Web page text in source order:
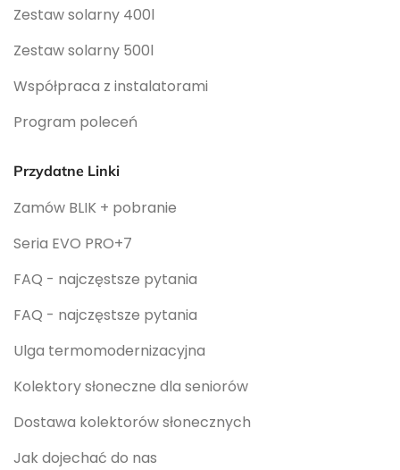
Zestaw solarny 400l
Zestaw solarny 500l
Współpraca z instalatorami
Program poleceń
Przydatne Linki
Zamów BLIK + pobranie
Seria EVO PRO+7
FAQ - najczęstsze pytania
FAQ - najczęstsze pytania
Ulga termomodernizacyjna
Kolektory słoneczne dla seniorów
Dostawa kolektorów słonecznych
Jak dojechać do nas